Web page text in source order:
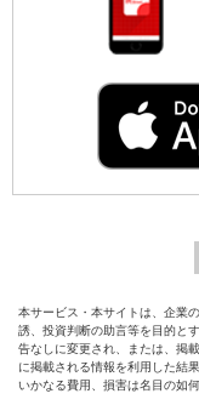
本サービス・本サイトは、企業
誘、投資判断の助言等を目的と
告なしに変更され、または、掲
に掲載される情報を利用した結
いかなる費用、損害は名目の如